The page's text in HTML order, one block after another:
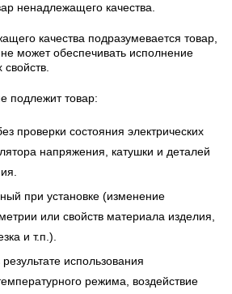
ненадлежащего качества.
качества подразумевается товар,
может обеспечивать исполнение
подлежит товар:
проверки состояния электрических
напряжения, катушки и деталей
при установке (изменение
или свойств материала изделия,
и т.п.).
использования
режима, воздействие